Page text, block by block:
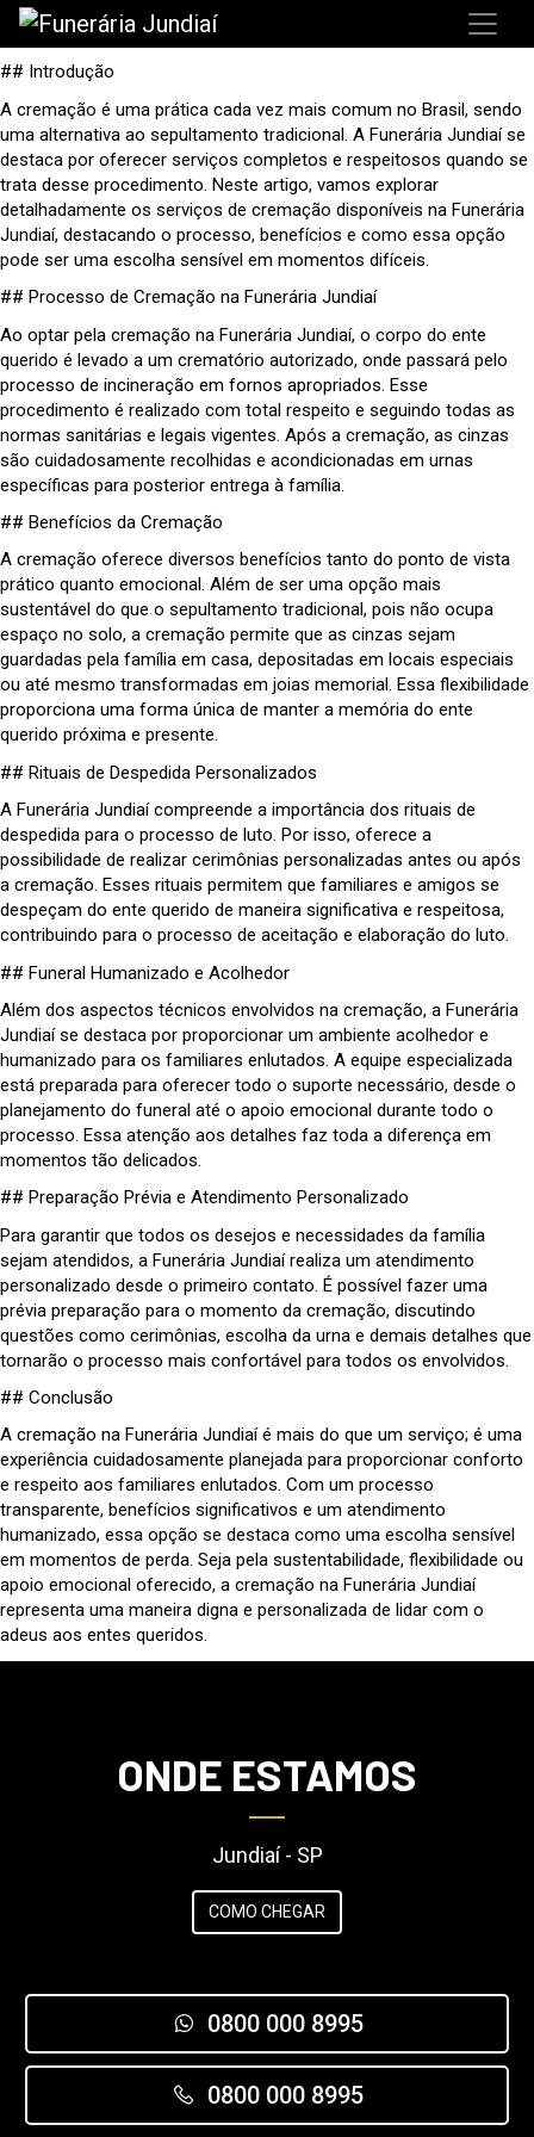
## Introdução
A cremação é uma prática cada vez mais comum no Brasil, sendo
uma alternativa ao sepultamento tradicional. A Funerária Jundiaí se
destaca por oferecer serviços completos e respeitosos quando se
trata desse procedimento. Neste artigo, vamos explorar
detalhadamente os serviços de cremação disponíveis na Funerária
Jundiaí, destacando o processo, benefícios e como essa opção
pode ser uma escolha sensível em momentos difíceis.
## Processo de Cremação na Funerária Jundiaí
Ao optar pela cremação na Funerária Jundiaí, o corpo do ente
querido é levado a um crematório autorizado, onde passará pelo
processo de incineração em fornos apropriados. Esse
procedimento é realizado com total respeito e seguindo todas as
normas sanitárias e legais vigentes. Após a cremação, as cinzas
são cuidadosamente recolhidas e acondicionadas em urnas
específicas para posterior entrega à família.
## Benefícios da Cremação
A cremação oferece diversos benefícios tanto do ponto de vista
prático quanto emocional. Além de ser uma opção mais
sustentável do que o sepultamento tradicional, pois não ocupa
espaço no solo, a cremação permite que as cinzas sejam
guardadas pela família em casa, depositadas em locais especiais
ou até mesmo transformadas em joias memorial. Essa flexibilidade
proporciona uma forma única de manter a memória do ente
querido próxima e presente.
## Rituais de Despedida Personalizados
A Funerária Jundiaí compreende a importância dos rituais de
despedida para o processo de luto. Por isso, oferece a
possibilidade de realizar cerimônias personalizadas antes ou após
a cremação. Esses rituais permitem que familiares e amigos se
despeçam do ente querido de maneira significativa e respeitosa,
contribuindo para o processo de aceitação e elaboração do luto.
## Funeral Humanizado e Acolhedor
Além dos aspectos técnicos envolvidos na cremação, a Funerária
Jundiaí se destaca por proporcionar um ambiente acolhedor e
humanizado para os familiares enlutados. A equipe especializada
está preparada para oferecer todo o suporte necessário, desde o
planejamento do funeral até o apoio emocional durante todo o
processo. Essa atenção aos detalhes faz toda a diferença em
momentos tão delicados.
## Preparação Prévia e Atendimento Personalizado
Para garantir que todos os desejos e necessidades da família
sejam atendidos, a Funerária Jundiaí realiza um atendimento
personalizado desde o primeiro contato. É possível fazer uma
prévia preparação para o momento da cremação, discutindo
questões como cerimônias, escolha da urna e demais detalhes que
tornarão o processo mais confortável para todos os envolvidos.
## Conclusão
A cremação na Funerária Jundiaí é mais do que um serviço; é uma
experiência cuidadosamente planejada para proporcionar conforto
e respeito aos familiares enlutados. Com um processo
transparente, benefícios significativos e um atendimento
humanizado, essa opção se destaca como uma escolha sensível
em momentos de perda. Seja pela sustentabilidade, flexibilidade ou
apoio emocional oferecido, a cremação na Funerária Jundiaí
representa uma maneira digna e personalizada de lidar com o
adeus aos entes queridos.
ONDE ESTAMOS
Jundiaí - SP
COMO CHEGAR
0800 000 8995
0800 000 8995